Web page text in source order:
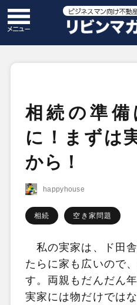
相続の準
に！まずは
から！
happyhouse
相続 空き家問題
私の実家は、ド田
たらに家も広いので
す。両親もだんだん
実家には物だけでは